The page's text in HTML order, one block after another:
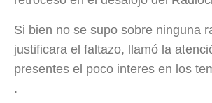
Si bien no se supo sobre ninguna
justificara el faltazo, llamó la
presentes el poco interes en los
.